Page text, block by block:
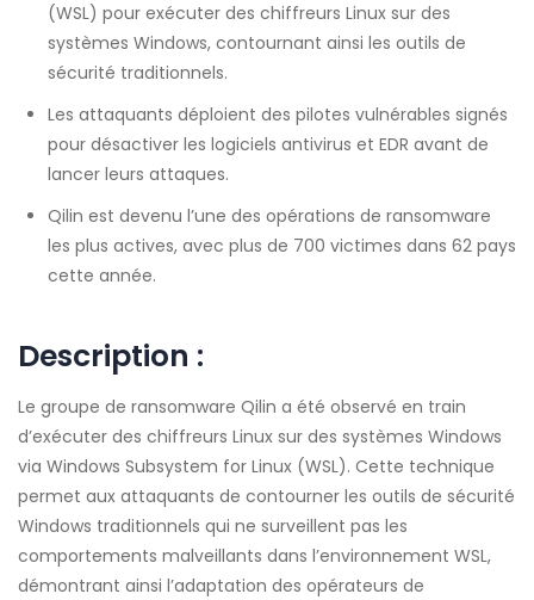
(WSL) pour exécuter des chiffreurs Linux sur des
systèmes Windows, contournant ainsi les outils de
sécurité traditionnels.
Les attaquants déploient des pilotes vulnérables signés
pour désactiver les logiciels antivirus et EDR avant de
lancer leurs attaques.
Qilin est devenu l’une des opérations de ransomware
les plus actives, avec plus de 700 victimes dans 62 pays
cette année.
Description :
Le groupe de ransomware Qilin a été observé en train
d’exécuter des chiffreurs Linux sur des systèmes Windows
via Windows Subsystem for Linux (WSL). Cette technique
permet aux attaquants de contourner les outils de sécurité
Windows traditionnels qui ne surveillent pas les
comportements malveillants dans l’environnement WSL,
démontrant ainsi l’adaptation des opérateurs de